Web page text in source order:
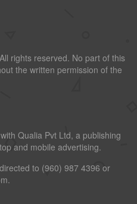
rights reserved. No part of this
the written permission of the
Qualia Pvt Ltd, a publishing
and mobile advertising.
to (960) 987 4396 or
.